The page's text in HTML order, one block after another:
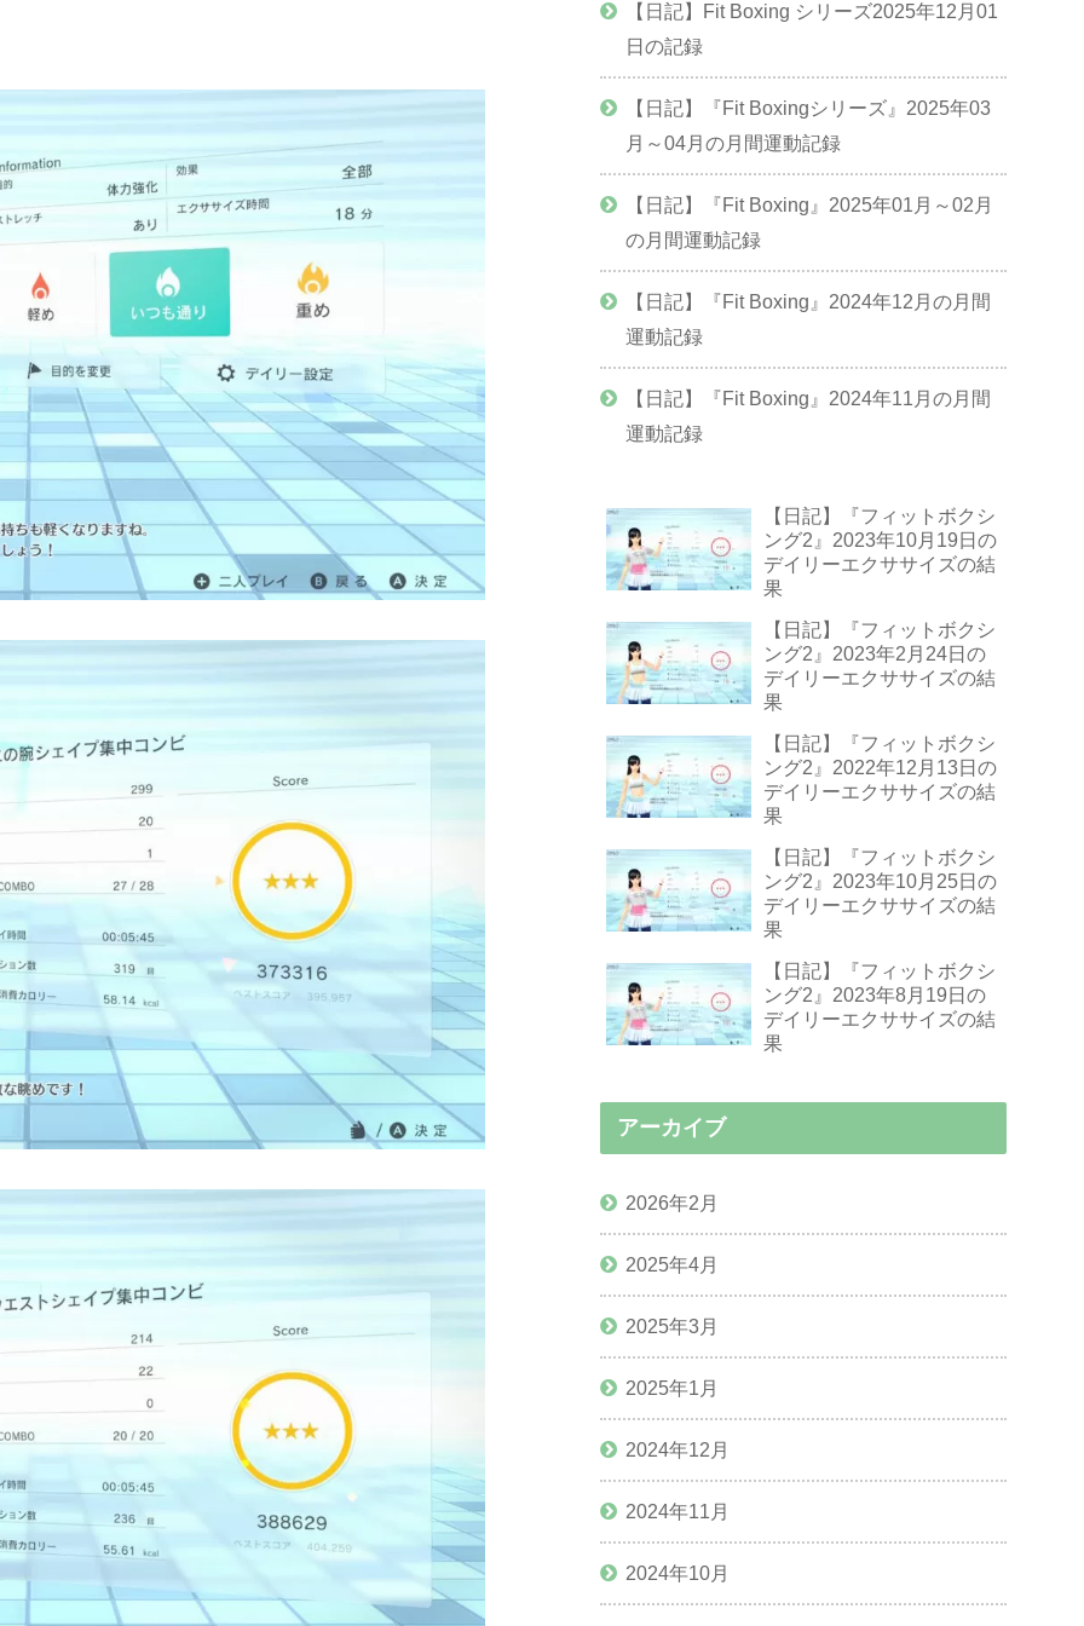
【日記】Fit Boxing シリーズ2025年12月01
日の記録
【日記】『Fit Boxingシリーズ』2025年03
月～04月の月間運動記録
【日記】『Fit Boxing』2025年01月～02月
の月間運動記録
【日記】『Fit Boxing』2024年12月の月間
運動記録
【日記】『Fit Boxing』2024年11月の月間
運動記録
【日記】『フィットボクシ
ング2』2023年10月19日の
デイリーエクササイズの結
果
【日記】『フィットボクシ
ング2』2023年2月24日の
デイリーエクササイズの結
果
【日記】『フィットボクシ
ング2』2022年12月13日の
デイリーエクササイズの結
果
【日記】『フィットボクシ
ング2』2023年10月25日の
デイリーエクササイズの結
果
【日記】『フィットボクシ
ング2』2023年8月19日の
デイリーエクササイズの結
果
アーカイブ
2026年2月
2025年4月
2025年3月
2025年1月
2024年12月
2024年11月
2024年10月